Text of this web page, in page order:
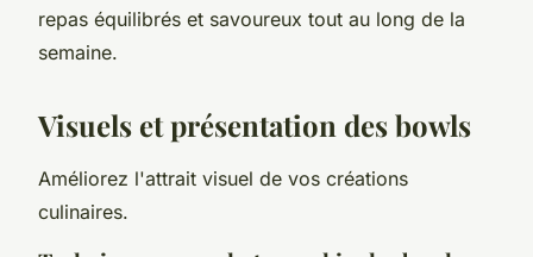
repas équilibrés et savoureux tout au long de la
semaine.
Visuels et présentation des bowls
Améliorez l'attrait visuel de vos créations
culinaires.